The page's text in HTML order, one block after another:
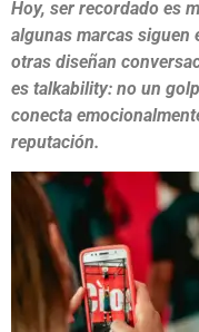
Hoy, ser recordado es
algunas marcas siguen
otras diseñan
es talkability: no un
conecta
reputación.